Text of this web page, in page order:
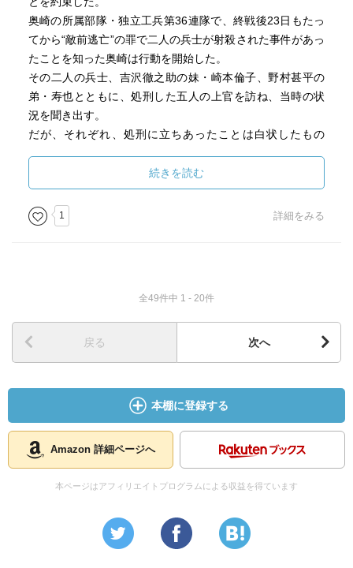
奥崎の所属部隊・独立工兵第36連隊で、終戦後23日もたっ
てから“敵前逃亡”の罪で二人の兵士が射殺された事件があっ
たことを知った奥崎は行動を開始した。
その二人の兵士、吉沢徹之助の妹・崎本倫子、野村甚平の
弟・寿也とともに、処刑した五人の上官を訪ね、当時の状
況を聞き出す。
だが、それぞれ、処刑に立ちあったことは白状したもの
引き金を引いたと言う。
いったい誰が彼らを“撃った”のかは不明のままだった。さら
に彼らは飢餓状況の中で人肉を食したことをも証言するの
だった。
処刑の責任者である古清水元中隊長と対決すべく家を訪ね
真相を質す。
一方、奥崎は独工兵第36部隊の生き残り、山田吉太郎元軍
曹に悲惨な体験をありのままに証言するように迫る。そし
居合わせた息子に銃を発射、2日後に逮捕された。
3年後の86年9月18日に妻・シズミが死亡。
87年1月28日、奥崎は殺人未遂などで徴役12年の実刑判決
を受けた。
続きを読む
1 詳細をみる
全49件中 1 - 20件
戻る 次へ
本棚に登録する
Amazon 詳細ページへ
本ページはアフィリエイトプログラムによる収益を得ています